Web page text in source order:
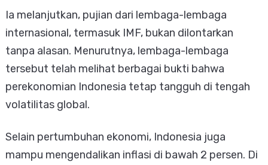
Ia melanjutkan, pujian dari lembaga-lembaga
internasional, termasuk IMF, bukan dilontarkan
tanpa alasan. Menurutnya, lembaga-lembaga
tersebut telah melihat berbagai bukti bahwa
perekonomian Indonesia tetap tangguh di tengah
volatilitas global.
Selain pertumbuhan ekonomi, Indonesia juga
mampu mengendalikan inflasi di bawah 2 persen. Di